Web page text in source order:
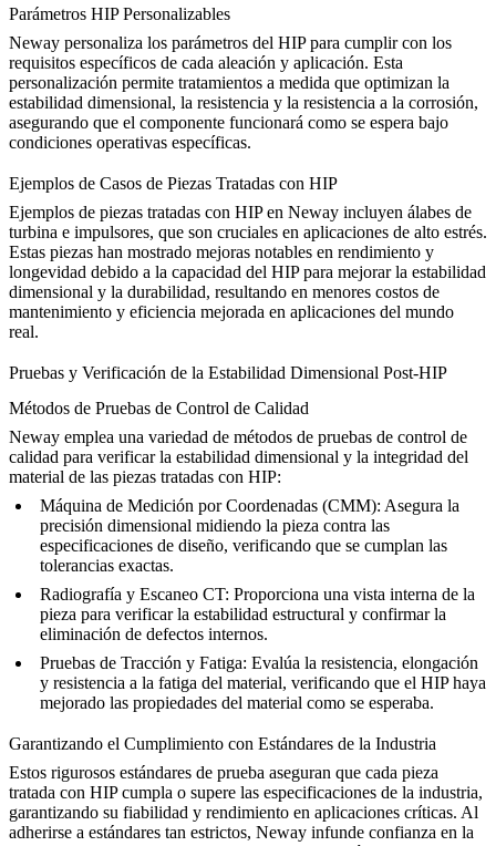
Parámetros HIP Personalizables
Neway personaliza los parámetros del HIP para cumplir con los
requisitos específicos de cada aleación y aplicación. Esta
personalización permite tratamientos a medida que optimizan la
estabilidad dimensional, la resistencia y la resistencia a la corrosión,
asegurando que el componente funcionará como se espera bajo
condiciones operativas específicas.
Ejemplos de Casos de Piezas Tratadas con HIP
Ejemplos de piezas tratadas con HIP en Neway incluyen álabes de
turbina e impulsores, que son cruciales en aplicaciones de alto estrés.
Estas piezas han mostrado mejoras notables en rendimiento y
longevidad debido a la capacidad del HIP para mejorar la estabilidad
dimensional y la durabilidad, resultando en menores costos de
mantenimiento y eficiencia mejorada en aplicaciones del mundo
real.
Pruebas y Verificación de la Estabilidad Dimensional Post-HIP
Métodos de Pruebas de Control de Calidad
Neway emplea una variedad de métodos de pruebas de control de
calidad para verificar la estabilidad dimensional y la integridad del
material de las piezas tratadas con HIP:
Máquina de Medición por Coordenadas (CMM): Asegura la
precisión dimensional midiendo la pieza contra las
especificaciones de diseño, verificando que se cumplan las
tolerancias exactas.
Radiografía y Escaneo CT: Proporciona una vista interna de la
pieza para verificar la estabilidad estructural y confirmar la
eliminación de defectos internos.
Pruebas de Tracción y Fatiga: Evalúa la resistencia, elongación
y resistencia a la fatiga del material, verificando que el HIP haya
mejorado las propiedades del material como se esperaba.
Garantizando el Cumplimiento con Estándares de la Industria
Estos rigurosos estándares de prueba aseguran que cada pieza
tratada con HIP cumpla o supere las especificaciones de la industria,
garantizando su fiabilidad y rendimiento en aplicaciones críticas. Al
adherirse a estándares tan estrictos, Neway infunde confianza en la